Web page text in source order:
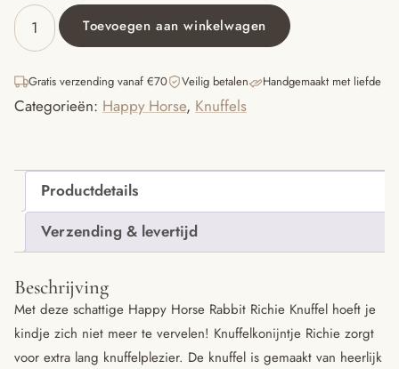
Beige
Rabbit
Tuttle
aantal
Toevoegen aan winkelwagen
Gratis verzending vanaf €70 Veilig betalen Handgemaakt met liefde
Categorieën: Happy Horse, Knuffels
Productdetails
Verzending & levertijd
Beschrijving
Met deze schattige Happy Horse Rabbit Richie Knuffel hoeft je
kindje zich niet meer te vervelen! Knuffelkonijntje Richie zorgt
voor extra lang knuffelplezier. De knuffel is gemaakt van heerlijk